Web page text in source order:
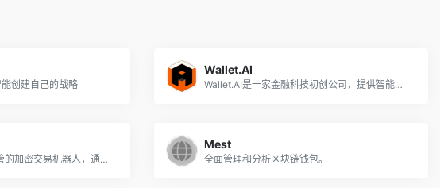
创建自己的战略
Wallet.AI
Wallet.AI是一家金融科技初创公司，提供智能引擎来分析大量数据，帮助用户做出更好的日常财务决策。
DipSway是一个云托管的加密交易机器人，通过在适当的时候执行交易来帮助用户优化他们的加密货币钱包。
Mest
全面管理和分析区块链钱包。